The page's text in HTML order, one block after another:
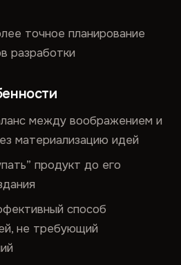
точное планирование
разработки
между воображением и
материализацию идей
продукт до его
способ
не требующий